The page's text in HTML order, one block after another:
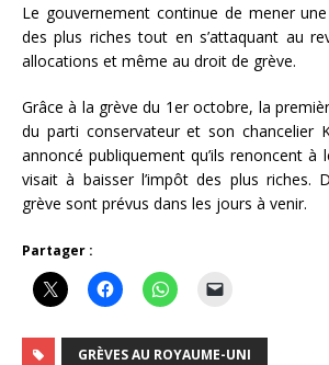
Le gouvernement continue de mener
des plus riches tout en s’attaquant au
allocations et même au droit de grève.
Grâce à la grève du 1er octobre, la
du parti conservateur et son chancelier
annoncé publiquement qu’ils renoncent
visait à baisser l’impôt des plus riches.
grève sont prévus dans les jours à venir.
Partager :
GRÈVES AU ROYAUME-UNI